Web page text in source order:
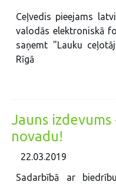
Ceļvedis pieejams
valodās elektroniskā
saņemt "Lauku
Rīgā
Jauns
novadu!
22.03.2019
Sadarbībā ar